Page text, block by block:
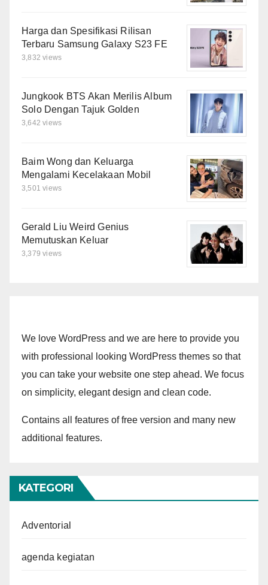
Harga dan Spesifikasi Rilisan
Terbaru Samsung Galaxy S23 FE
3,832 views
Jungkook BTS Akan Merilis Album
Solo Dengan Tajuk Golden
3,642 views
Baim Wong dan Keluarga
Mengalami Kecelakaan Mobil
3,501 views
Gerald Liu Weird Genius
Memutuskan Keluar
3,379 views
We love WordPress and we are here to provide you
with professional looking WordPress themes so that
you can take your website one step ahead. We focus
on simplicity, elegant design and clean code.
Contains all features of free version and many new
additional features.
KATEGORI
Adventorial
agenda kegiatan